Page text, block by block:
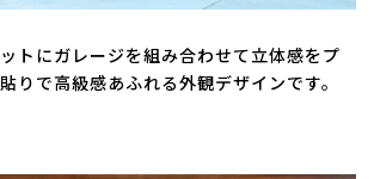
トにガレージを組み合わせて立体感をプ
りで高級感あふれる外観デザインです。